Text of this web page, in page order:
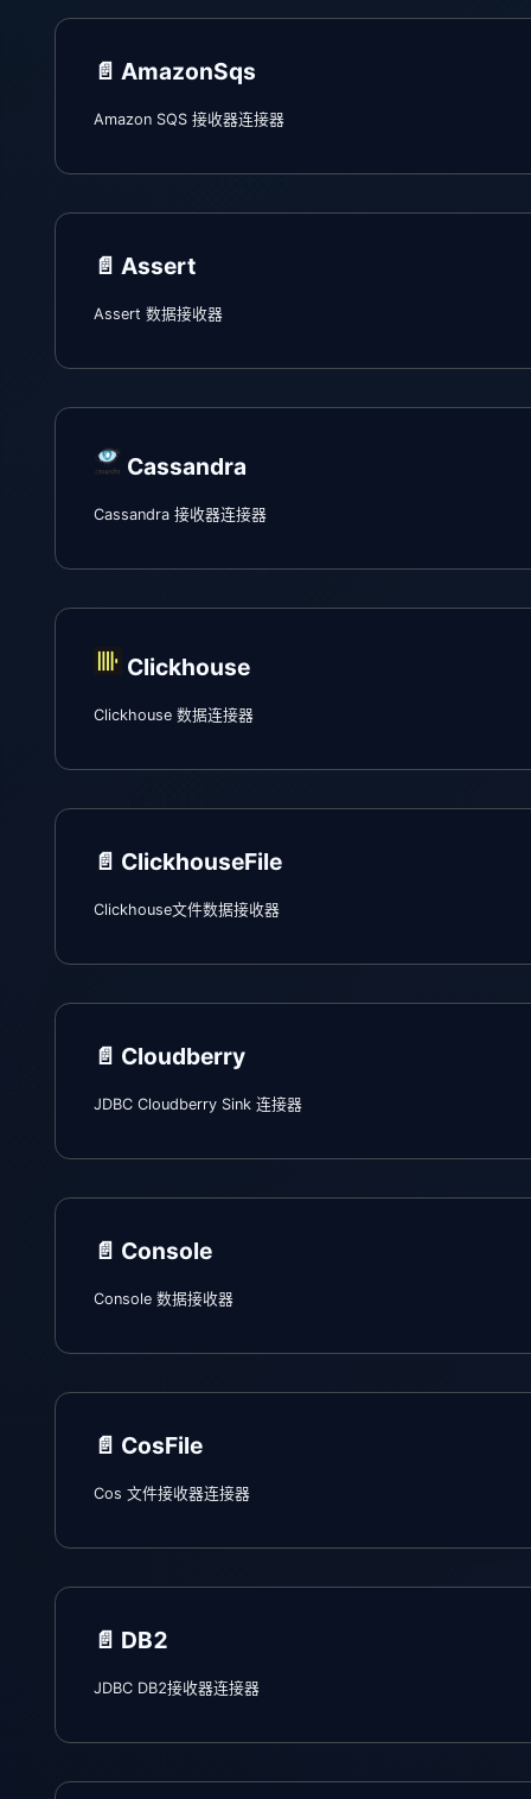
📄️ AmazonSqs
Amazon SQS 接收器连接器
📄️ Assert
Assert 数据接收器
Cassandra
Cassandra 接收器连接器
Clickhouse
Clickhouse 数据连接器
📄️ ClickhouseFile
Clickhouse文件数据接收器
📄️ Cloudberry
JDBC Cloudberry Sink 连接器
📄️ Console
Console 数据接收器
📄️ CosFile
Cos 文件接收器连接器
📄️ DB2
JDBC DB2接收器连接器